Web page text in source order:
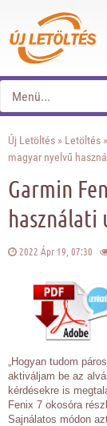
Új Letöltés » Letöltés »
magyar nyelvű
Garmin
2022 Ápr 19, 07:30
„Hogyan tudom
aktiváljam be az
kérdésekre is
Fenix 7 okosóra
Sajnálatos módon